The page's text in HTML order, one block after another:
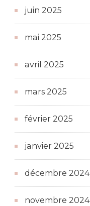
juin 2025
mai 2025
avril 2025
mars 2025
février 2025
janvier 2025
décembre 2024
novembre 2024